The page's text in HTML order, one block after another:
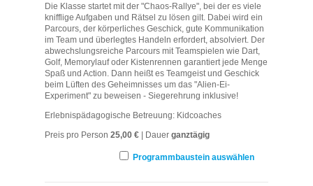
Die Klasse startet mit der "Chaos-Rallye", bei der es viele
knifflige Aufgaben und Rätsel zu lösen gilt. Dabei wird ein
Parcours, der körperliches Geschick, gute Kommunikation
im Team und überlegtes Handeln erfordert, absolviert. Der
abwechslungsreiche Parcours mit Teamspielen wie Dart,
Golf, Memorylauf oder Kistenrennen garantiert jede Menge
Spaß und Action. Dann heißt es Teamgeist und Geschick
beim Lüften des Geheimnisses um das "Alien-Ei-
Experiment" zu beweisen - Siegerehrung inklusive!
Erlebnispädagogische Betreuung: Kidcoaches
Preis pro Person 25,00 € | Dauer ganztägig
Programmbaustein auswählen